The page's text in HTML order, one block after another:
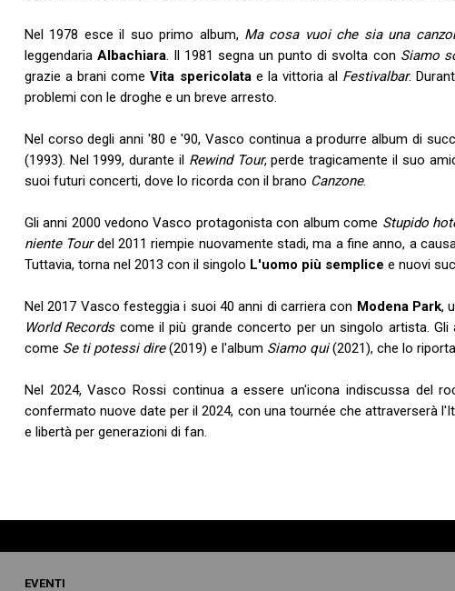
Nel 1978 esce il suo primo album, Ma cosa vuoi che sia una
leggendaria Albachiara. Il 1981 segna un punto di svolta con Siamo
grazie a brani comeVita spericolatae la vittoria al Festivalbar.
problemi con le droghe e un breve arresto.
Nel corso degli anni '80 e '90, Vasco continua a produrre album di
(1993). Nel 1999, durante il Rewind Tour, perde tragicamente il suo
suoi futuri concerti, dove lo ricorda con il brano Canzone.
Gli anni 2000 vedono Vasco protagonista con album come Stupido
niente Tourdel 2011 riempie nuovamente stadi, ma a fine anno, a
Tuttavia, torna nel 2013 con il singolo L'uomo più semplice e nuovi
Nel 2017 Vasco festeggia i suoi 40 anni di carriera con Modena Park,
World Recordscome il più grande concerto per un singolo artista.
come Se ti potessi dire(2019) e l'album Siamo qui(2021), che lo
Nel 2024, Vasco Rossi continua a essere un'icona indiscussa del
confermato nuove date per il 2024, con una tournée che attraverserà
e libertà per generazioni di fan.
EVENTI